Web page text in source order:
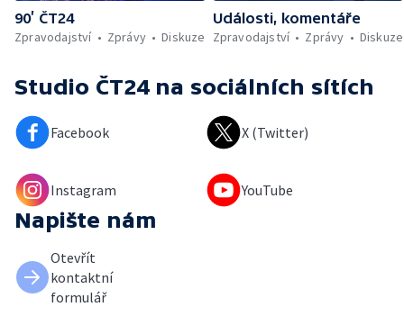
90’ ČT24
Zpravodajství
Zprávy Diskuze
Události, komentáře
Zpravodajství
Zprávy Diskuze
Studio ČT24 na sociálních sítích
Facebook X (Twitter)
Instagram YouTube
Napište nám
Otevřít
kontaktní
formulář